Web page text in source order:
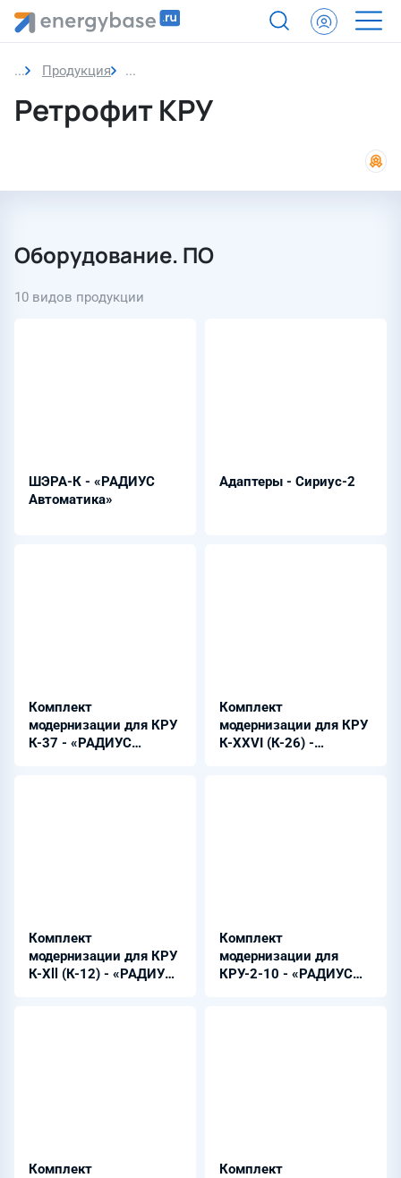
Продукция Ретрофит КРУ
Ретрофит КРУ
Оборудование. ПО
10 видов продукции
ШЭРА-К - «РАДИУС
Автоматика»
Адаптеры - Сириус-2
Комплект
модернизации для КРУ
К-37 - «РАДИУС
Комплект
модернизации для КРУ
К-ХХVI (К-26) -
Комплект
модернизации для КРУ
К-Хll (К-12) - «РАДИУС
Комплект
модернизации для
КРУ-2-10 - «РАДИУС
Комплект
Комплект